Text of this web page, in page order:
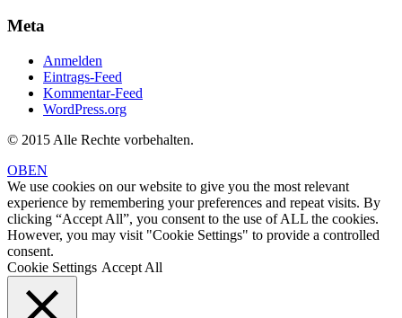
Meta
Anmelden
Eintrags-Feed
Kommentar-Feed
WordPress.org
© 2015 Alle Rechte vorbehalten.
OBEN
We use cookies on our website to give you the most relevant
experience by remembering your preferences and repeat visits. By
clicking “Accept All”, you consent to the use of ALL the cookies.
However, you may visit "Cookie Settings" to provide a controlled
consent.
Cookie Settings Accept All